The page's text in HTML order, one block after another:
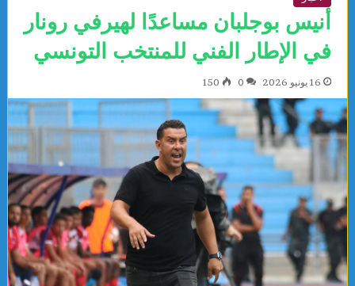
أنيس بوجلبان مساعدًا لهيرفي رونار
في الإطار الفني للمنتخب التونسي
16 يونيو 2026 0
150